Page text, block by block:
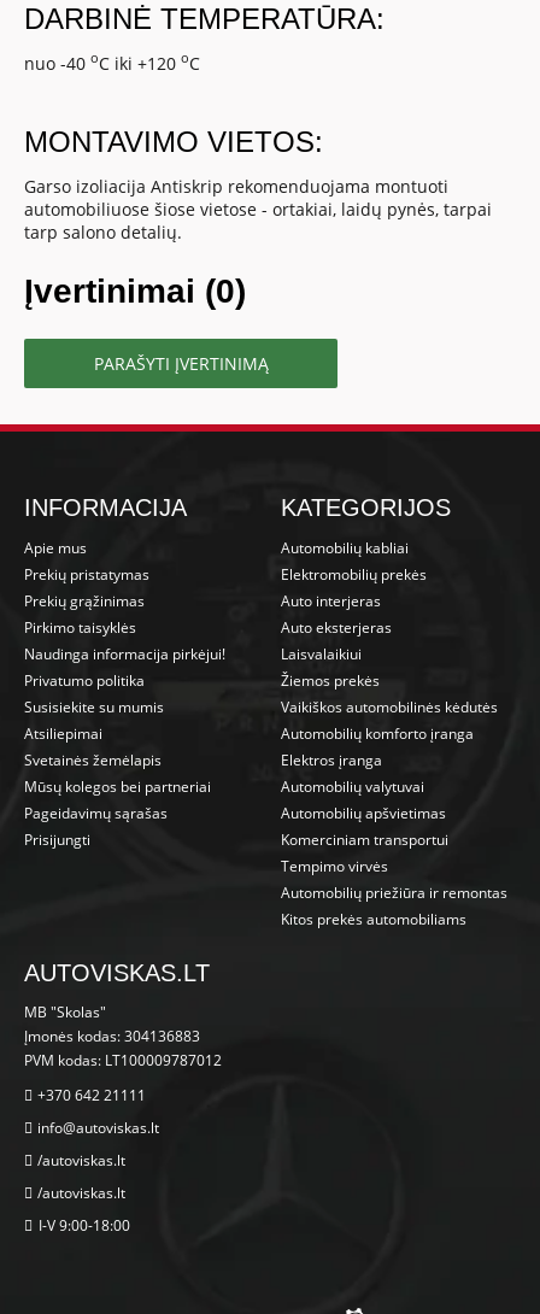
DARBINĖ TEMPERATŪRA:
nuo -40oC iki +120oC
MONTAVIMO VIETOS:
Garso izoliacija Antiskrip rekomenduojama montuoti
automobiliuose šiose vietose - ortakiai, laidų pynės, tarpai
tarp salono detalių.
Įvertinimai (0)
PARAŠYTI ĮVERTINIMĄ
INFORMACIJA
Apie mus
Prekių pristatymas
Prekių grąžinimas
Pirkimo taisyklės
Naudinga informacija pirkėjui!
Privatumo politika
Susisiekite su mumis
Atsiliepimai
Svetainės žemėlapis
Mūsų kolegos bei partneriai
Pageidavimų sąrašas
Prisijungti
KATEGORIJOS
Automobilių kabliai
Elektromobilių prekės
Auto interjeras
Auto eksterjeras
Laisvalaikiui
Žiemos prekės
Vaikiškos automobilinės kėdutės
Automobilių komforto įranga
Elektros įranga
Automobilių valytuvai
Automobilių apšvietimas
Komerciniam transportui
Tempimo virvės
Automobilių priežiūra ir remontas
Kitos prekės automobiliams
AUTOVISKAS.LT
MB "Skolas"
Įmonės kodas: 304136883
PVM kodas: LT100009787012
+370 642 21111
info@autoviskas.lt
/autoviskas.lt
/autoviskas.lt
I-V 9:00-18:00